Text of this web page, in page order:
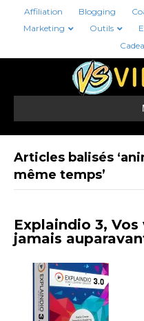
Affiliation Blogging
Marketing
Outils
Articles balisés
même temps’
Explaindio 3,
jamais